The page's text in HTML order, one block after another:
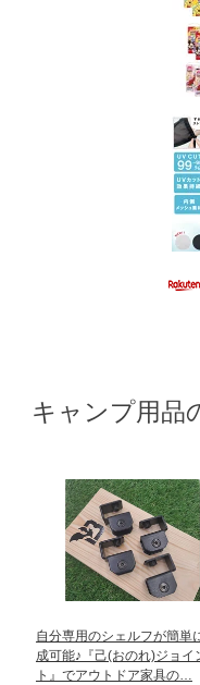
キャンプ用品
自分専用のシェルフが簡単
成可能♪『己(おのれ)ジョイ
ト』でアウトドア家具の…